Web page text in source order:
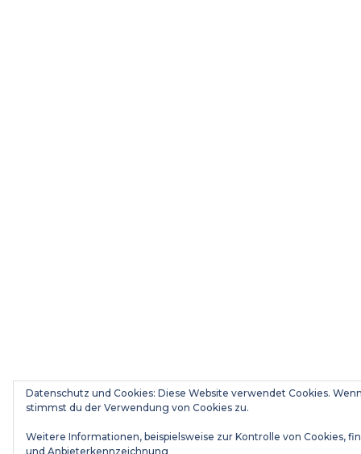
Datenschutz und Cookies: Diese Website verwendet Cookies.
stimmst du der Verwendung von Cookies zu.
Weitere Informationen, beispielsweise zur Kontrolle von Cookies,
und Anbieterkennzeichnung